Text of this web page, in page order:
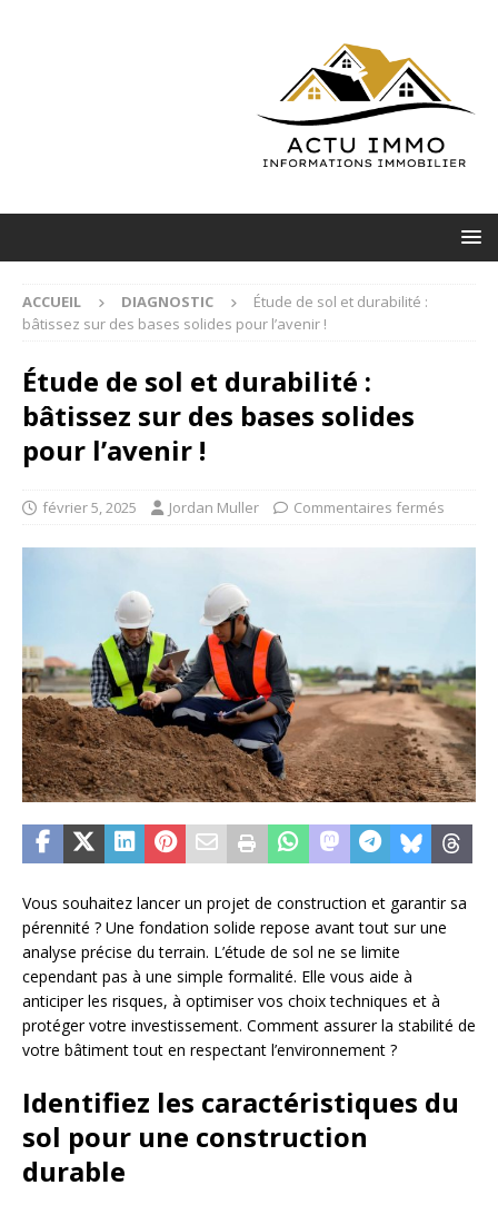
ACCUEIL DIAGNOSTIC
Étude de sol et durabilité :
bâtissez sur des bases solides pour l’avenir !
Étude de sol et durabilité :
bâtissez sur des bases solides
pour l’avenir !
février 5, 2025 Jordan Muller Commentaires fermés
Vous souhaitez lancer un projet de construction et garantir sa
pérennité ? Une fondation solide repose avant tout sur une
analyse précise du terrain. L’étude de sol ne se limite
cependant pas à une simple formalité. Elle vous aide à
anticiper les risques, à optimiser vos choix techniques et à
protéger votre investissement. Comment assurer la stabilité de
votre bâtiment tout en respectant l’environnement ?
Identifiez les caractéristiques du
sol pour une construction
durable